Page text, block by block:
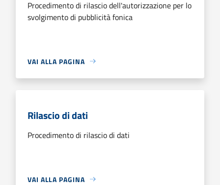
Procedimento di rilascio dell'autorizzazione per lo
svolgimento di pubblicità fonica
VAI ALLA PAGINA
Rilascio di dati
Procedimento di rilascio di dati
VAI ALLA PAGINA